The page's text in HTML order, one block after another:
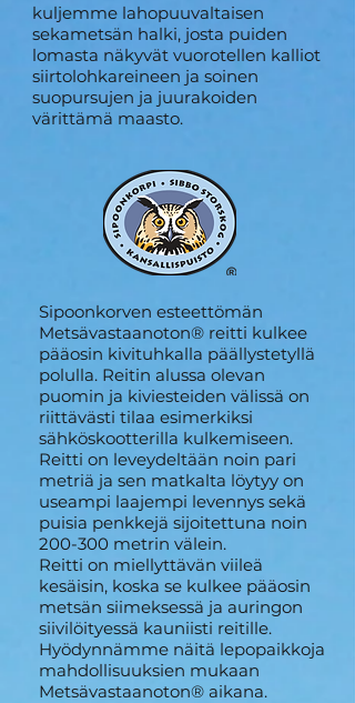
kuljemme lahopuuvaltaisen
sekametsän halki, josta puiden
lomasta näkyvät vuorotellen kalliot
siirtolohkareineen ja soinen
suopursujen ja juurakoiden
värittämä maasto.
Sipoonkorven esteettömän
Metsävastaanoton® reitti kulkee
pääosin kivituhkalla päällystetyllä
polulla. Reitin alussa olevan
puomin ja kiviesteiden välissä on
riittävästi tilaa esimerkiksi
sähköskootterilla kulkemiseen.
Reitti on leveydeltään noin pari
metriä ja sen matkalta löytyy on
useampi laajempi levennys sekä
puisia penkkejä sijoitettuna noin
200-300 metrin välein.
Reitti on miellyttävän viileä
kesäisin, koska se kulkee pääosin
metsän siimeksessä ja auringon
siivilöityessä kauniisti reitille.
Hyödynnämme näitä lepopaikkoja
mahdollisuuksien mukaan
Metsävastaanoton® aikana.